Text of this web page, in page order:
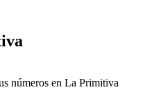
números en La Primitiva